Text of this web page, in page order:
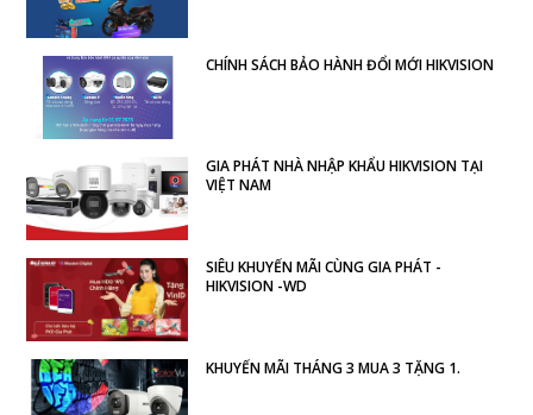
CHÍNH SÁCH BẢO HÀNH ĐỔI MỚI HIKVISION
GIA PHÁT NHÀ NHẬP KHẨU HIKVISION TẠI
VIỆT NAM
SIÊU KHUYẾN MÃI CÙNG GIA PHÁT -
HIKVISION -WD
KHUYẾN MÃI THÁNG 3 MUA 3 TẶNG 1.